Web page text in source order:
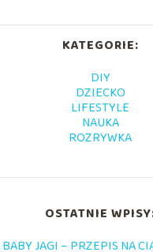
KATEGORIE:
DIY
DZIECKO
LIFESTYLE
NAUKA
ROZRYWKA
OSTATNIE
JAGI – PRZEPIS NA